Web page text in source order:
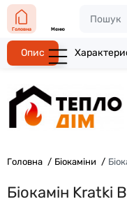
Головна Меню
Головна Біокаміни
Біокамін Kratki
Опис